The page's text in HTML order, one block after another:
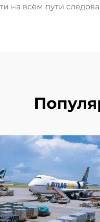
на всём пути